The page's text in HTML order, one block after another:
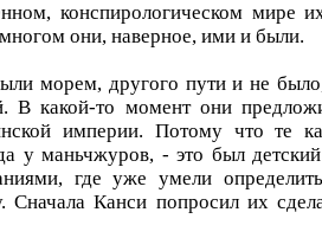
конспирологическом мире
они, наверное, ими и были.
морем, другого пути и не
В какой-то момент они
империи. Потому что те
у маньчжуров, - это был
где уже умели
Сначала Канси попросил их